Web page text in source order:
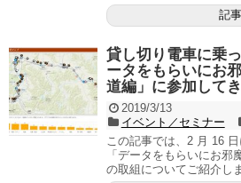
記
貸し切り電車に乗
ータをもらいにお
道編」に参加して
2019/3/13
イベント／セミナー
この記事では、2 月 16
「データをもらいにお
の取組についてご紹介し